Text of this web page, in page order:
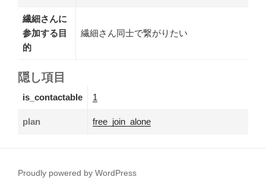
繊細さんに
参加する目
的
繊細さん同士で繋がりたい
隠し項目
is_contactable 1
plan free_join_alone
Proudly powered by WordPress